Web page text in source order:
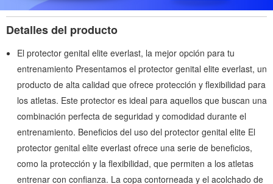
Detalles del producto
El protector genital elite everlast, la mejor opción para tu
entrenamiento Presentamos el protector genital elite everlast, un
producto de alta calidad que ofrece protección y flexibilidad para
los atletas. Este protector es ideal para aquellos que buscan una
combinación perfecta de seguridad y comodidad durante el
entrenamiento. Beneficios del uso del protector genital elite El
protector genital elite everlast ofrece una serie de beneficios,
como la protección y la flexibilidad, que permiten a los atletas
entrenar con confianza. La copa contorneada y el acolchado de